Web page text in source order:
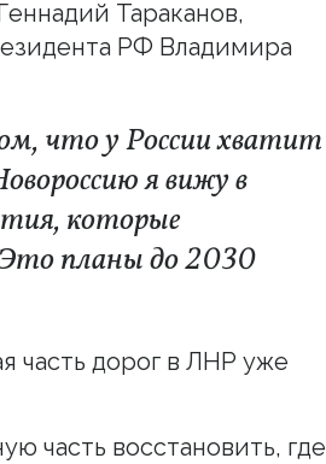
Тараканов,
РФ Владимира
что у России хватит
я вижу в
которые
планы до 2030
часть дорог в ЛНР уже
часть восстановить, где